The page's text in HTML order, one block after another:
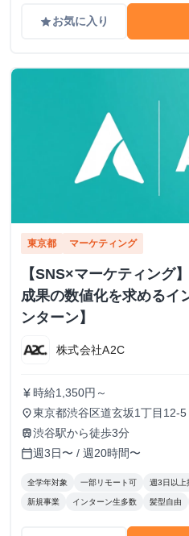
gradeお気に入り
東京都 マーケティング
【SNS×マーケティング
成果の数値化を求めるイ
ンターン】
株式会社A2C
currency_yen 時給1,350円～
place東京都渋谷区道玄坂1丁目12-5
train渋谷駅から徒歩3分
calendar_today週3日〜 / 週20時間〜
全学年対象 一部リモート可 週3日以上
新規事業 インターン生多数 髪型自由